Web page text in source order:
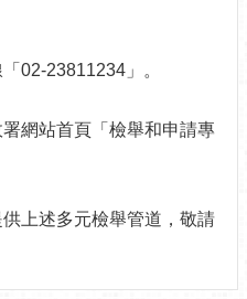
02-23811234」。
網站首頁「檢舉和申請專
上述多元檢舉管道，敬請